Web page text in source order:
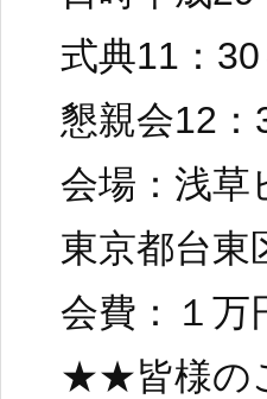
式典11：
懇親会12
会場：浅草
東京都台東
会費：１万
★★皆様の